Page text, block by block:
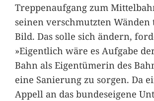
Treppenaufgang zum
seinen verschmutzten Wänden
Bild. Das solle sich ändern,
»Eigentlich wäre es Aufgabe
Bahn als Eigentümerin des
eine Sanierung zu sorgen. Da
Appell an das bundeseigene